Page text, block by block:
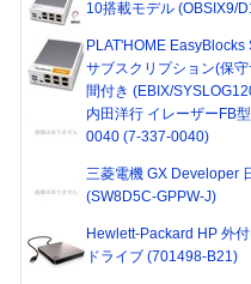
10搭載モデル (OBSIX9/
PLAT'HOME
サブスクリプション(保
間付き (EBIX/
内田洋行 イレーザーFB
0040 (7-337-0040)
三菱電機 GX Developer
(SW8D5C-GPPW-J)
Hewlett-Packard HP 外
ドライブ (701498-B21)